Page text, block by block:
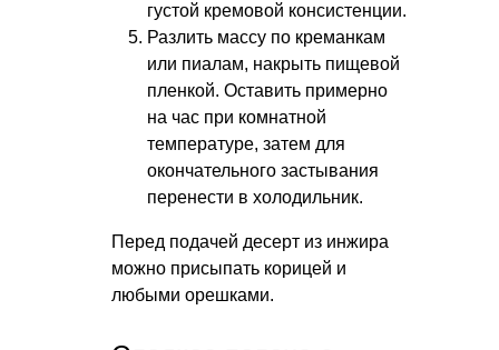
густой кремовой консистенции.
Разлить массу по креманкам
или пиалам, накрыть пищевой
пленкой. Оставить примерно
на час при комнатной
температуре, затем для
окончательного застывания
перенести в холодильник.
Перед подачей десерт из инжира
можно присыпать корицей и
любыми орешками.